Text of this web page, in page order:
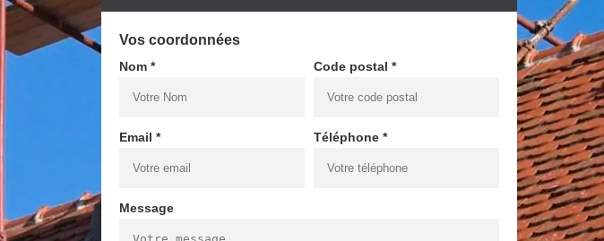
Vos coordonnées
Nom * Code postal *
Email * Téléphone *
Message